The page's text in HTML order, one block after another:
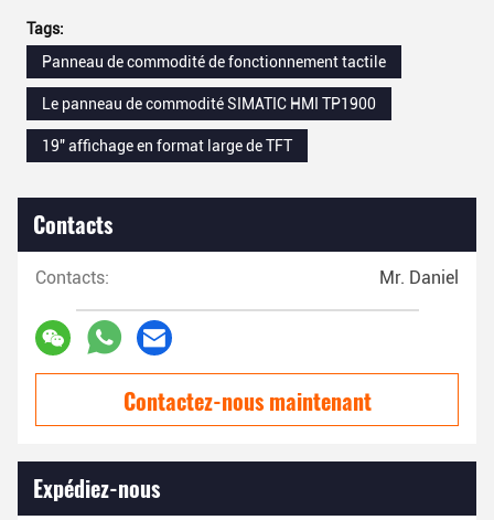
Tags:
Panneau de commodité de fonctionnement tactile
Le panneau de commodité SIMATIC HMI TP1900
19" affichage en format large de TFT
Contacts
Contacts: Mr. Daniel
Contactez-nous maintenant
Expédiez-nous